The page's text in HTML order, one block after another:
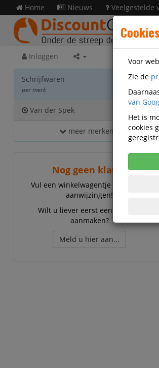
Home Nieuws Veelgestelde
Inloggen
Schrijfwaren
per merk
Van der Spek
meer merken...
Nog geen klant?
Vul een winkelwagentje en volg de
aanwijzingen!
Wilt u liever eerst een account
aanmaken?
Meld u hier aan...
Cookies
Voor
Zie de
van
Het is
cookies